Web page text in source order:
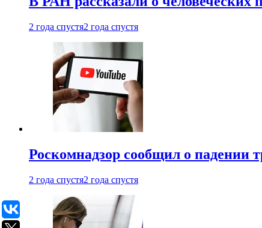
2 года спустя2 года спустя
Роскомнадзор сообщил о падении
2 года спустя2 года спустя